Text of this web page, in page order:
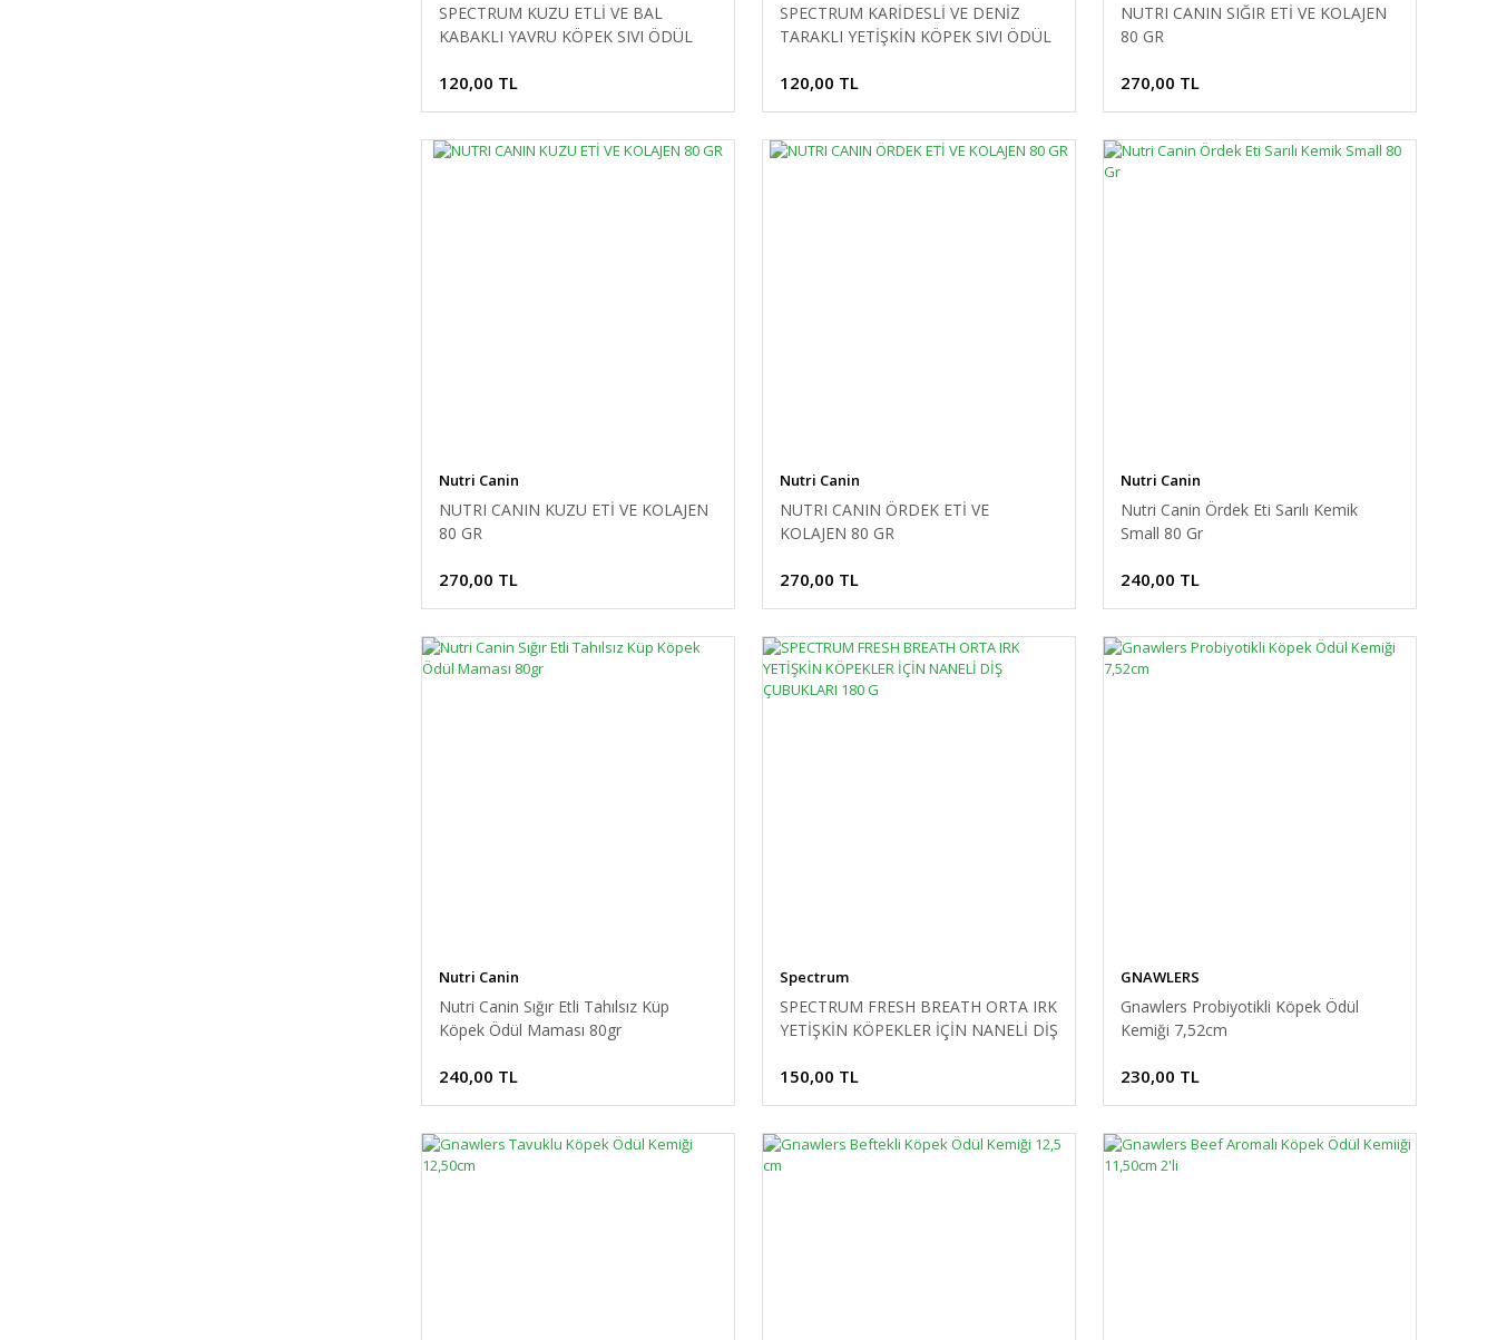
SPECTRUM KUZU ETLİ VE BAL
KABAKLI YAVRU KÖPEK SIVI ÖDÜL
120,00 TL
SPECTRUM KARİDESLİ VE DENİZ
TARAKLI YETİŞKİN KÖPEK SIVI ÖDÜL
120,00 TL
NUTRI CANIN SIĞIR ETİ VE KOLAJEN
80 GR
270,00 TL
Nutri Canin
NUTRI CANIN KUZU ETİ VE KOLAJEN
80 GR
270,00 TL
Nutri Canin
NUTRI CANIN ÖRDEK ETİ VE
KOLAJEN 80 GR
270,00 TL
Nutri Canin
Nutri Canin Ördek Eti Sarılı Kemik
Small 80 Gr
240,00 TL
Nutri Canin
Nutri Canin Sığır Etli Tahılsız Küp
Köpek Ödül Maması 80gr
240,00 TL
Spectrum
SPECTRUM FRESH BREATH ORTA IRK
YETİŞKİN KÖPEKLER İÇİN NANELİ DİŞ
150,00 TL
GNAWLERS
Gnawlers Probiyotikli Köpek Ödül
Kemiği 7,52cm
230,00 TL